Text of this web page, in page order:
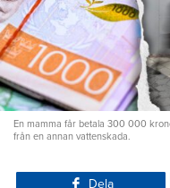
En mamma får betala 300 000
från en annan vattenskada.
Dela